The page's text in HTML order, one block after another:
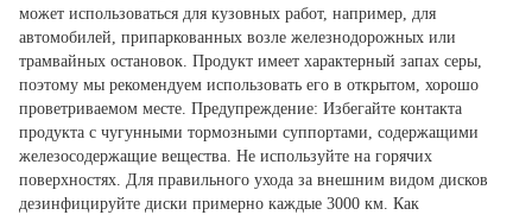
может использоваться для кузовных работ, например, для
автомобилей, припаркованных возле железнодорожных или
трамвайных остановок. Продукт имеет характерный запах серы,
поэтому мы рекомендуем использовать его в открытом, хорошо
проветриваемом месте. Предупреждение: Избегайте контакта
продукта с чугунными тормозными суппортами, содержащими
железосодержащие вещества. Не используйте на горячих
поверхностях. Для правильного ухода за внешним видом дисков
дезинфицируйте диски примерно каждые 3000 км. Как